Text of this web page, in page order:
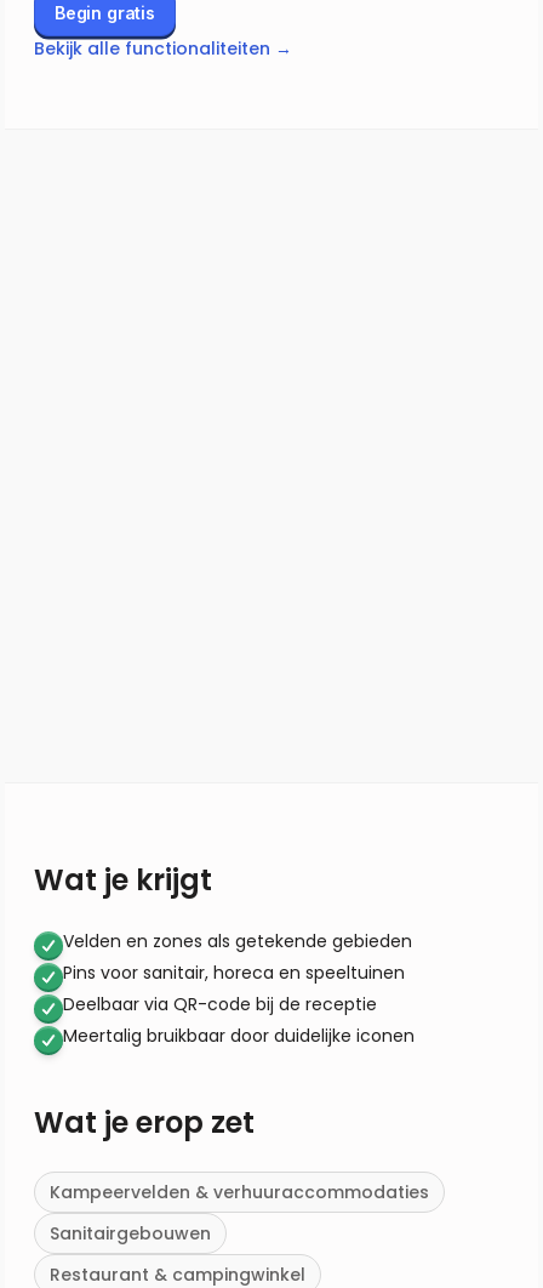
Begin gratis
Bekijk alle functionaliteiten →
Wat je krijgt
Velden en zones als getekende gebieden
Pins voor sanitair, horeca en speeltuinen
Deelbaar via QR-code bij de receptie
Meertalig bruikbaar door duidelijke iconen
Wat je erop zet
Kampeervelden & verhuuraccommodaties
Sanitairgebouwen
Restaurant & campingwinkel